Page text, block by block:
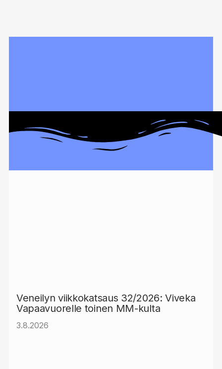
Veneilyn viikkokatsaus 32/2026: Viveka
Vapaavuorelle toinen MM-kulta
3.8.2026